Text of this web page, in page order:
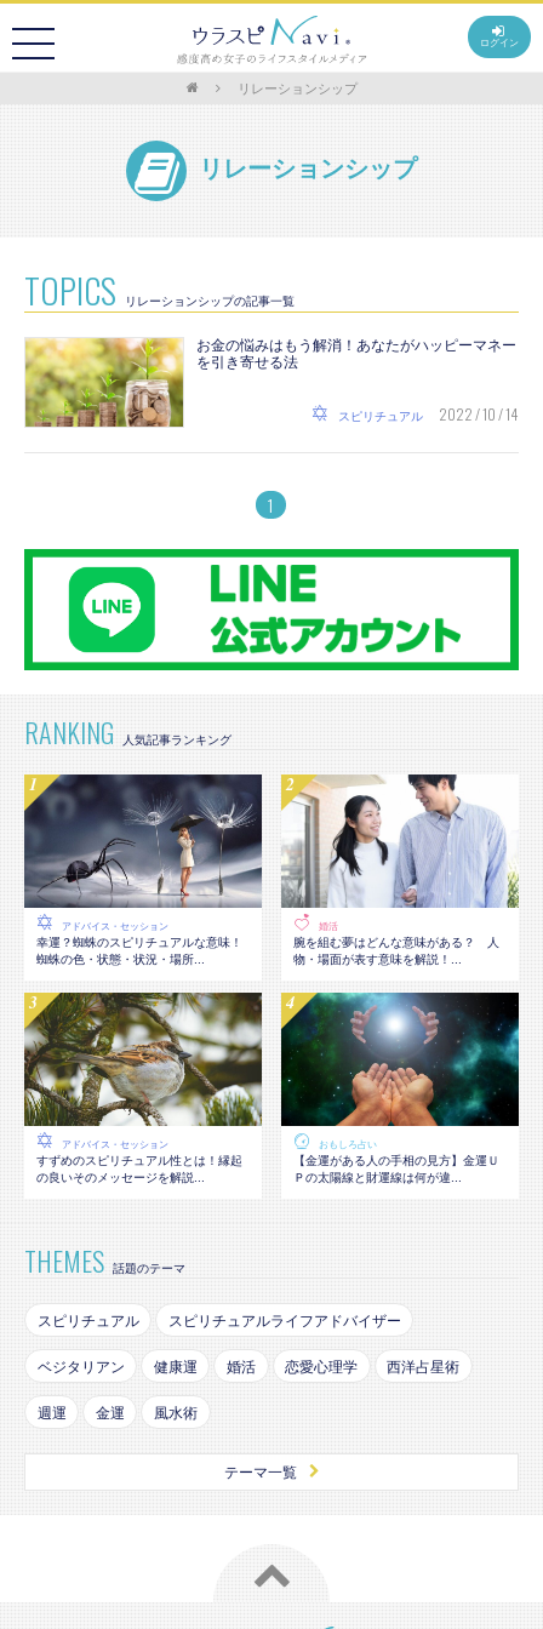
ログイン
リレーションシップ
リレーションシップ
TOPICS リレーションシップの記事一覧
お金の悩みはもう解消！あなたがハッピーマネー
を引き寄せる法
スピリチュアル 2022 / 10 / 14
1
RANKING
アドバイス・セッション
幸運？蜘蛛のスピリチュアルな意味！
蜘蛛の色・状態・状況・場所...
婚活
腕を組む夢はどんな意味がある？ 人
物・場面が表す意味を解説！...
アドバイス・セッション
すずめのスピリチュアル性とは！縁起
の良いそのメッセージを解説...
おもしろ占い
【金運がある人の手相の見方】金運Ｕ
Ｐの太陽線と財運線は何が違...
THEMES 話題のテーマ
スピリチュアル スピリチュアルライフアドバイザー
ベジタリアン 健康運 婚活 恋愛心理学 西洋占星術
週運 金運 風水術
テーマ一覧